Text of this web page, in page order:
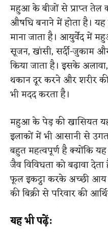
महुआ के बीजों से प्राप्त तेल
औषधि बनाने में होता है।
माना जाता है। आयुर्वेद में
सूजन, खांसी, सर्दी-जुकाम
किया जाता है। इसके
थकान दूर करने और शरीर की
भी मदद करता है।
महुआ के पेड़ की खासियत
इलाकों में भी आसानी से
बहुत महत्वपूर्ण है क्योंकि
जैव विविधता को बढ़ावा
फूल इकट्ठा करके अच्छी
की बिक्री से परिवार की
यह भी पढ़ें: